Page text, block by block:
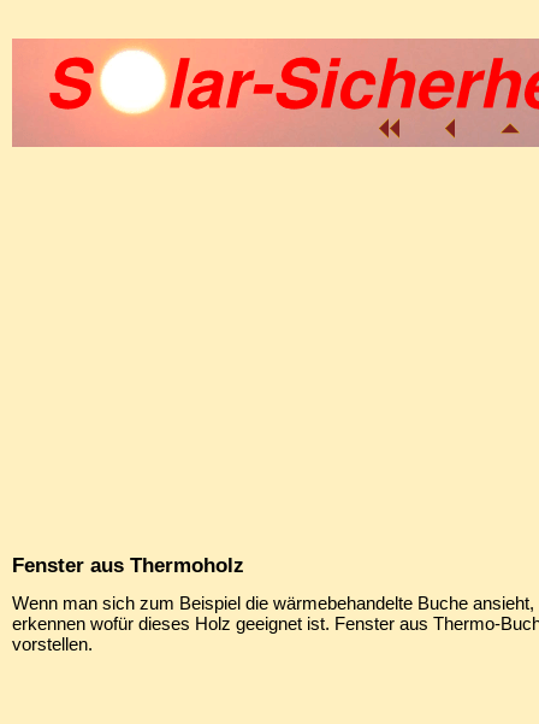
Fenster aus Thermoholz
Wenn man sich zum Beispiel die wärmebehandelte Buche
erkennen wofür dieses Holz geeignet ist. Fenster aus Thermo-
vorstellen.